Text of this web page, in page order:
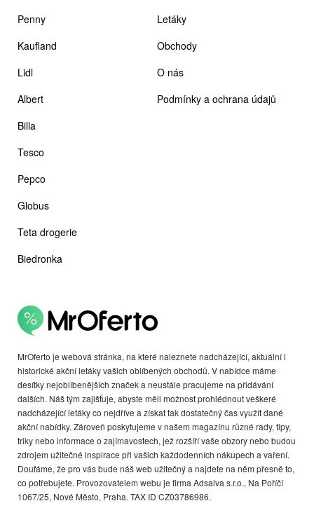
MrOferto je webová stránka, na které naleznete nadcházející, aktuální i
historické akční letáky vašich oblíbených obchodů. V nabídce máme
desítky nejoblíbenějších značek a neustále pracujeme na přidávání
dalších. Náš tým zajišťuje, abyste měli možnost prohlédnout veškeré
nadcházející letáky co nejdříve a získat tak dostatečný čas využít dané
akční nabídky. Zároveň poskytujeme v našem magazínu různé rady, tipy,
triky nebo informace o zajímavostech, jež rozšíří vaše obzory nebo budou
zdrojem užitečné inspirace při vašich každodenních nákupech a vaření.
Doufáme, že pro vás bude náš web užitečný a najdete na něm přesně to,
co potřebujete. Provozovatelem webu je firma Adsalva s.r.o., Na Poříčí
1067/25, Nové Město, Praha. TAX ID CZ03786986.
Penny
Kaufland
Lidl
Albert
Billa
Tesco
Pepco
Globus
Teta drogerie
Biedronka
Letáky
Obchody
O nás
Podmínky a ochrana údajů